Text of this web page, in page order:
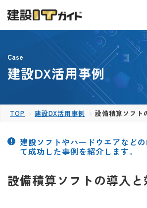
Case
建設DX活用事例
TOP 建設DX活用事例 設備積算ソフト
建設ソフトやハードウエアなど
て成功した事例を紹介します。
設備積算ソフトの導入と